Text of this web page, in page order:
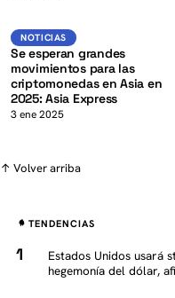
Noticias
NOTICIAS
Se esperan grandes
movimientos para las
criptomonedas en Asia en
2025: Asia Express
3 ene 2025
↑ Volver arriba
TENDENCIAS
Estados Unidos usará
hegemonía del dólar,